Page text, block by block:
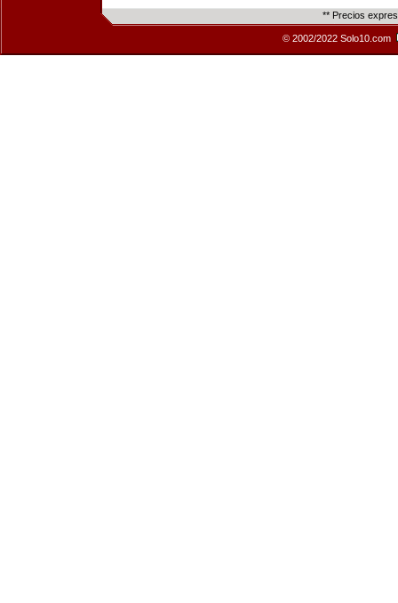
** Precios
© 2002/2022 Solo10.com